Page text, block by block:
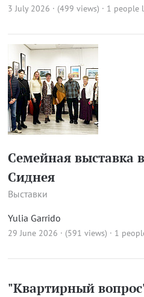
3 July 2026 · (499 views) · 1 people
Семейная выставка
Сиднея
Выставки
Yulia Garrido
29 June 2026 · (591 views) · 1
"Квартирный